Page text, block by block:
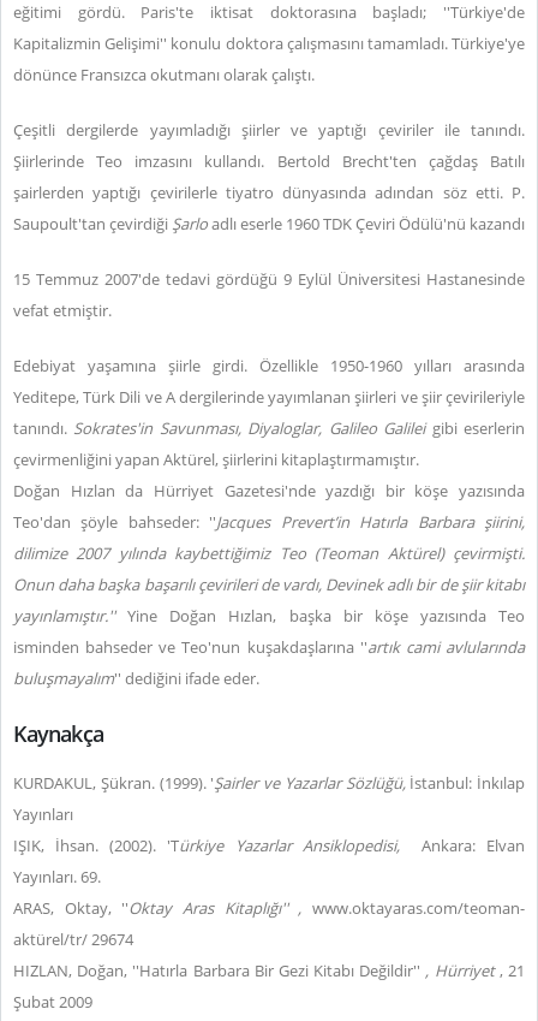
eğitimi gördü. Paris'te iktisat doktorasına başladı; ''Türkiye'de
Kapitalizmin Gelişimi'' konulu doktora çalışmasını tamamladı. Türkiye'ye
dönünce Fransızca okutmanı olarak çalıştı.
Çeşitli dergilerde yayımladığı şiirler ve yaptığı çeviriler ile tanındı.
Şiirlerinde Teo imzasını kullandı. Bertold Brecht'ten çağdaş Batılı
şairlerden yaptığı çevirilerle tiyatro dünyasında adından söz etti. P.
Saupoult'tan çevirdiği Şarloadlı eserle 1960 TDK Çeviri Ödülü'nü kazandı
15 Temmuz 2007'de tedavi gördüğü 9 Eylül Üniversitesi Hastanesinde
vefat etmiştir.
Edebiyat yaşamına şiirle girdi. Özellikle 1950-1960 yılları arasında
Yeditepe, Türk Dili ve A dergilerinde yayımlanan şiirleri ve şiir çevirileriyle
tanındı. Sokrates'in Savunması, Diyaloglar, Galileo Galilei gibi eserlerin
çevirmenliğini yapan Aktürel, şiirlerini kitaplaştırmamıştır.
Doğan Hızlan da Hürriyet Gazetesi'nde yazdığı bir köşe yazısında
Teo'dan şöyle bahseder: ''Jacques Prevert’in Hatırla Barbara şiirini,
dilimize 2007 yılında kaybettiğimiz Teo (Teoman Aktürel) çevirmişti.
Onun daha başka başarılı çevirileri de vardı, Devinek adlı bir de şiir kitabı
yayınlamıştır.''Yine Doğan Hızlan, başka bir köşe yazısında Teo
isminden bahseder ve Teo'nun kuşakdaşlarına ''artık cami avlularında
buluşmayalım'' dediğini ifade eder.
Kaynakça
KURDAKUL, Şükran. (1999). 'Şairler ve Yazarlar Sözlüğü, İstanbul: İnkılap
Yayınları
IŞIK, İhsan. (2002). 'Türkiye Yazarlar Ansiklopedisi, Ankara: Elvan
Yayınları. 69.
ARAS, Oktay, ''Oktay Aras Kitaplığı'' ,www.oktayaras.com/teoman-
aktürel/tr/ 29674
HIZLAN, Doğan, ''Hatırla Barbara Bir Gezi Kitabı Değildir'' , Hürriyet,21
Şubat 2009